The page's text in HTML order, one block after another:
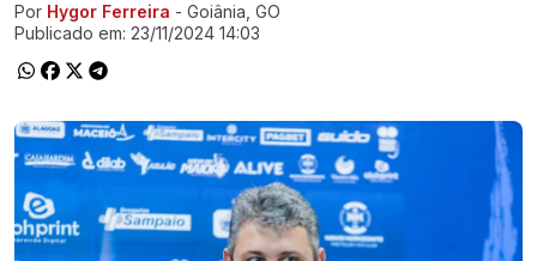
Ir direto pra matéria
Por Hygor Ferreira - Goiânia, GO
Publicado em: 23/11/2024 14:03